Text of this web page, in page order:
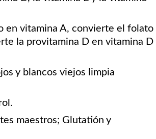
en vitamina A, convierte el folato
la provitamina D en vitamina D
y blancos viejos limpia
maestros; Glutatión y